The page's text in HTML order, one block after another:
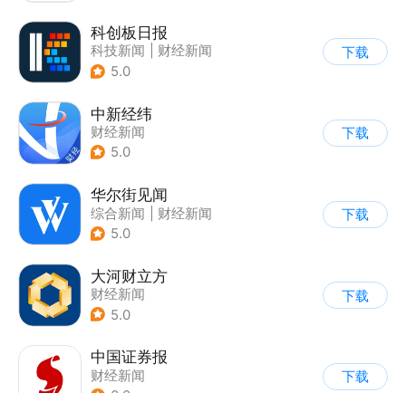
科创板日报
科技新闻
财经新闻
5.0
下载
中新经纬
财经新闻
5.0
下载
华尔街见闻
综合新闻
财经新闻
5.0
下载
大河财立方
财经新闻
5.0
下载
中国证券报
财经新闻
下载